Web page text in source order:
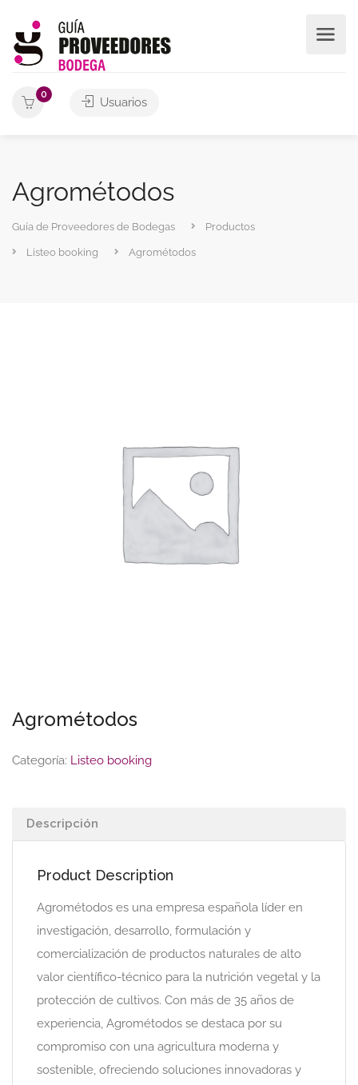
0
Usuarios
Agrométodos
Guía de Proveedores de Bodegas Productos
Listeo booking Agrométodos
Agrométodos
Categoría: Listeo booking
Descripción
Product Description
Agrométodos es una empresa española líder en
investigación, desarrollo, formulación y
comercialización de productos naturales de alto
valor científico-técnico para la nutrición vegetal y la
protección de cultivos. Con más de 35 años de
experiencia, Agrométodos se destaca por su
compromiso con una agricultura moderna y
sostenible, ofreciendo soluciones innovadoras y